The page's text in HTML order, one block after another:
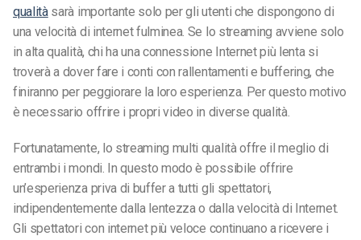
qualitàsarà importante solo per gli utenti che dispongono di
una velocità di internet fulminea. Se lo streaming avviene solo
in alta qualità, chi ha una connessione Internet più lenta si
troverà a dover fare i conti con rallentamenti e buffering, che
finiranno per peggiorare la loro esperienza. Per questo motivo
è necessario offrire i propri video in diverse qualità.
Fortunatamente, lo streaming multi qualità offre il meglio di
entrambi i mondi. In questo modo è possibile offrire
un’esperienza priva di buffer a tutti gli spettatori,
indipendentemente dalla lentezza o dalla velocità di Internet.
Gli spettatori con internet più veloce continuano a ricevere i